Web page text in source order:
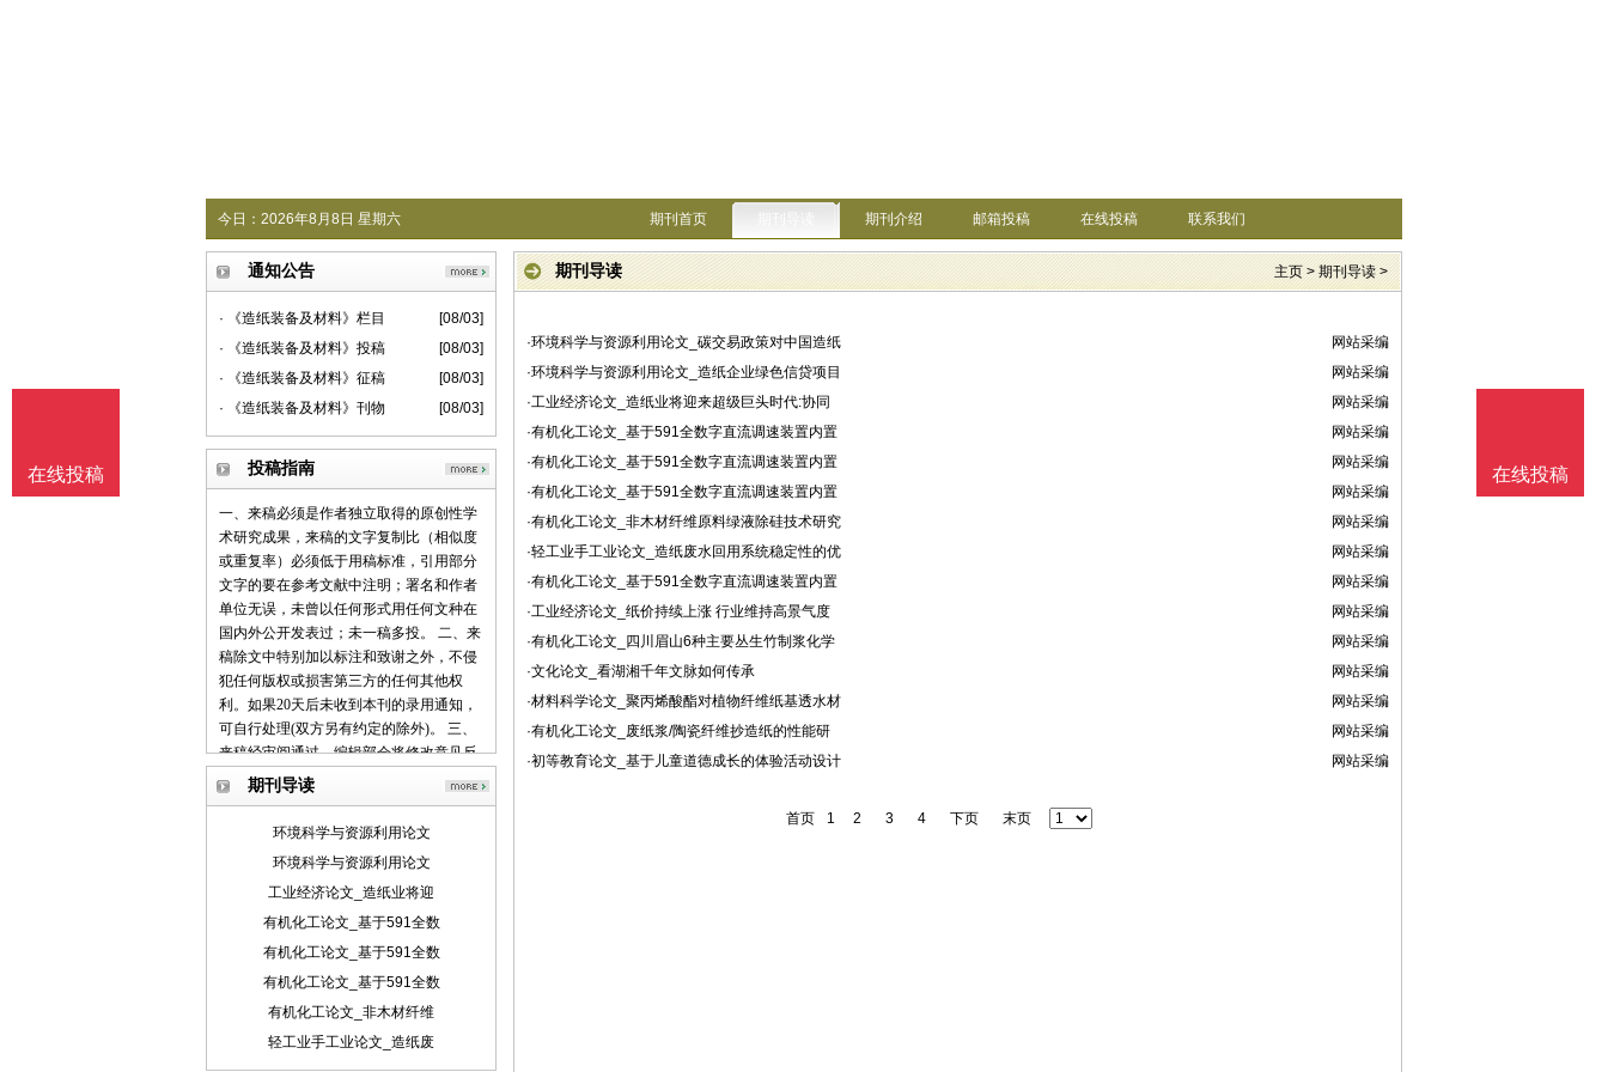
今日： 2026年8月8日 星期六 期刊首页 期刊介绍 邮箱投稿 在线投稿 联系我们
通知公告
· 《造纸装备及材料》栏目
[08/03]
· 《造纸装备及材料》投稿
[08/03]
· 《造纸装备及材料》征稿
[08/03]
· 《造纸装备及材料》刊物
[08/03]
投稿指南
一、来稿必须是作者独立取得的原创性学
术研究成果，来稿的文字复制比（相似度
或重复率）必须低于用稿标准，引用部分
文字的要在参考文献中注明；署名和作者
单位无误，未曾以任何形式用任何文种在
国内外公开发表过；未一稿多投。 二、来
稿除文中特别加以标注和致谢之外，不侵
犯任何版权或损害第三方的任何其他权
利。如果20天后未收到本刊的录用通知，
可自行处理(双方另有约定的除外)。 三、
来稿经审阅通过，编辑部会将修改意见反
馈给您，您应在收到通知7天内提交修改
作权法的其它权利。 四、一般来说，4500
文章，不能说清问题，很难保证学术质
量，本刊恕不受理。 五、论文格式及要
素：标题、作者、工作单位全称(院系处
室)、摘要、关键词、正文、注释、参考文
查看参考文献格式示例)、作者简介(100字
内)、联系方式(通信地址、邮编、电话、
电子信箱)。 六、处理流程：（1） 通过电
期刊导读
环境科学与资源利用论文
环境科学与资源利用论文
工业经济论文_造纸业将迎
有机化工论文_基于591全数
有机化工论文_基于591全数
有机化工论文_基于591全数
有机化工论文_非木材纤维
轻工业手工业论文_造纸废
期刊导读 主页 > 期刊导读 >
·环境科学与资源利用论文_碳交易政策对中国造纸
网站采编
·环境科学与资源利用论文_造纸企业绿色信贷项目
网站采编
·工业经济论文_造纸业将迎来超级巨头时代:协同
网站采编
·有机化工论文_基于591全数字直流调速装置内置
网站采编
·有机化工论文_基于591全数字直流调速装置内置
网站采编
·有机化工论文_基于591全数字直流调速装置内置
网站采编
·有机化工论文_非木材纤维原料绿液除硅技术研究
网站采编
·轻工业手工业论文_造纸废水回用系统稳定性的优
网站采编
·有机化工论文_基于591全数字直流调速装置内置
网站采编
·工业经济论文_纸价持续上涨 行业维持高景气度
网站采编
·有机化工论文_四川眉山6种主要丛生竹制浆化学
网站采编
·文化论文_看湖湘千年文脉如何传承
网站采编
·材料科学论文_聚丙烯酸酯对植物纤维纸基透水材
网站采编
·有机化工论文_废纸浆/陶瓷纤维抄造纸的性能研
网站采编
·初等教育论文_基于儿童道德成长的体验活动设计
网站采编
首页 1 2 3 4 下页 末页
在线投稿
在线投稿